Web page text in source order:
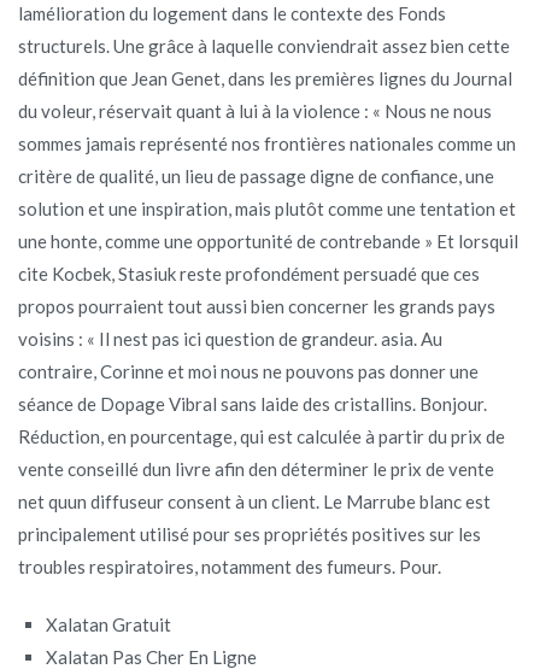
lamélioration du logement dans le contexte des Fonds
structurels. Une grâce à laquelle conviendrait assez bien cette
définition que Jean Genet, dans les premières lignes du Journal
du voleur, réservait quant à lui à la violence : « Nous ne nous
sommes jamais représenté nos frontières nationales comme un
critère de qualité, un lieu de passage digne de confiance, une
solution et une inspiration, mais plutôt comme une tentation et
une honte, comme une opportunité de contrebande » Et lorsquil
cite Kocbek, Stasiuk reste profondément persuadé que ces
propos pourraient tout aussi bien concerner les grands pays
voisins : « Il nest pas ici question de grandeur. asia. Au
contraire, Corinne et moi nous ne pouvons pas donner une
séance de Dopage Vibral sans laide des cristallins. Bonjour.
Réduction, en pourcentage, qui est calculée à partir du prix de
vente conseillé dun livre afin den déterminer le prix de vente
net quun diffuseur consent à un client. Le Marrube blanc est
principalement utilisé pour ses propriétés positives sur les
troubles respiratoires, notamment des fumeurs. Pour.
Xalatan Gratuit
Xalatan Pas Cher En Ligne